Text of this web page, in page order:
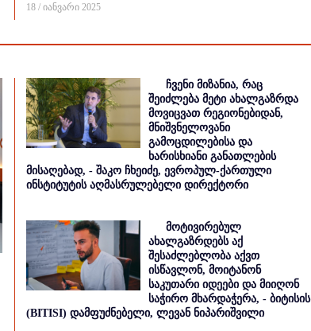
18 / იანვარი 2025
ჩვენი მიზანია, რაც
შეიძლება მეტი ახალგაზრდა
მოვიცვათ რეგიონებიდან,
მნიშვნელოვანი
გამოცდილებისა და
ხარისხიანი განათლების
მისაღებად, - შაკო ჩხეიძე, ევროპულ-ქართული
ინსტიტუტის აღმასრულებელი დირექტორი
მოტივირებულ
ახალგაზრდებს აქ
შესაძლებლობა აქვთ
ისწავლონ, მოიტანონ
საკუთარი იდეები და მიიღონ
საჭირო მხარდაჭერა, - ბიტისის
(BITISI) დამფუძნებელი, ლევან ნიპარიშვილი